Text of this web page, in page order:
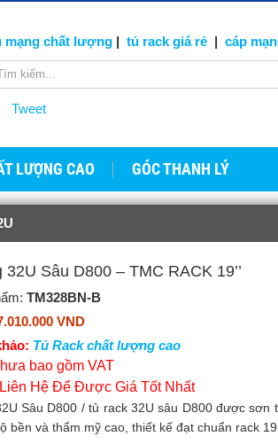
mạng chất lượng| tủ rack giá rẻ | cáp
Tweet
LƯỢNG CAO GÓC THANH LÝ
32U Sâu D800 – TMC RACK 19’’
TM328BN-B
VND
Tủ Rack chất lượng cao
bao gồm VAT
Hệ Để Được Giá Tốt Nhất
Sâu D800 / tủ rack 32U sâu D800 được sơn
bền và thẩm mỹ cao, thiết kế đạt chuẩn rack 19